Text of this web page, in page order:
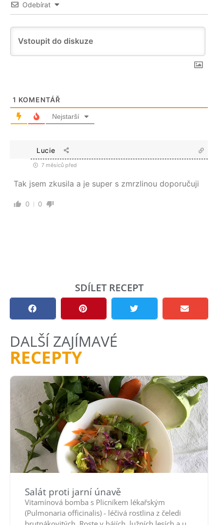
Odebírat
1 KOMENTÁŘ
Nejstarší
Lucie
7 měsíců před
Tak jsem zkusila a je super s zmrzlinou doporučuji
0 0
SDÍLET RECEPT
DALŠÍ ZAJÍMAVÉ
RECEPTY
Salát proti jarní únavě
Vitamínová bomba s Plicníkem lékařským
(Pulmonaria officinalis) - léčivá rostlina z čeledi